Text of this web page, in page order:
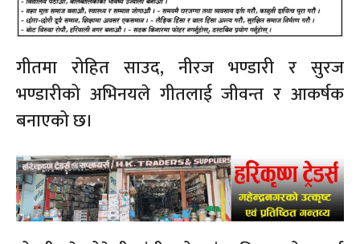
गीतमा रोहित साउद, नीरज भण्डारी र सुरज
भण्डारीको अभिनयले गीतलाई जीवन्त र आकर्षक
बनाएको छ।